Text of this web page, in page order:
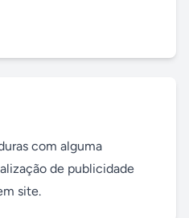
com alguma
de publicidade
site.